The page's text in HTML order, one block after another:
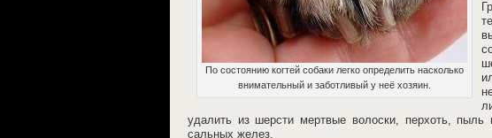
По состоянию когтей собаки легко определить насколько
внимательный и заботливый у неё хозяин.
удалить из шерсти мертвые волоски, перхоть, пыль
сальных желез.